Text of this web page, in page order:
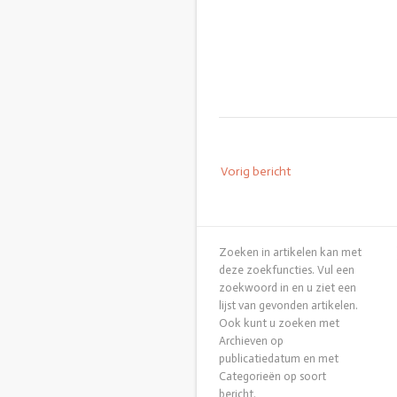
navigatie
Vorig bericht
Zoeken in artikelen kan met
deze zoekfuncties. Vul een
zoekwoord in en u ziet een
lijst van gevonden artikelen.
Ook kunt u zoeken met
Archieven op
publicatiedatum en met
Categorieën op soort
bericht.